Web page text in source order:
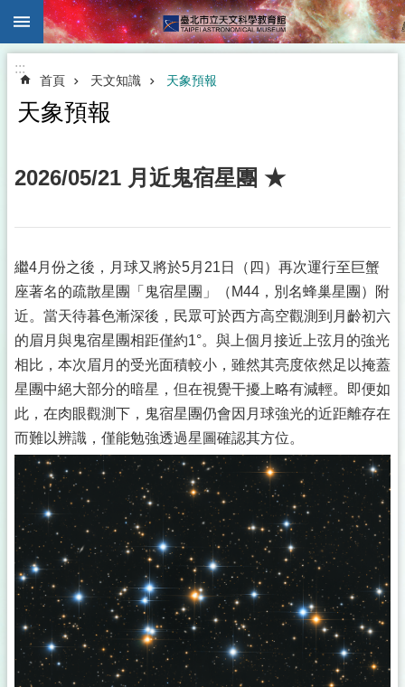
跳到主要內容區塊
:::
首頁 天文知識 天象預報
天象預報
2026/05/21 月近鬼宿星團 ★
繼4月份之後，月球又將於5月21日（四）再次運行至巨蟹
座著名的疏散星團「鬼宿星團」（M44，別名蜂巢星團）附
近。當天待暮色漸深後，民眾可於西方高空觀測到月齡初六
的眉月與鬼宿星團相距僅約1°。與上個月接近上弦月的強光
相比，本次眉月的受光面積較小，雖然其亮度依然足以掩蓋
星團中絕大部分的暗星，但在視覺干擾上略有減輕。即便如
此，在肉眼觀測下，鬼宿星團仍會因月球強光的近距離存在
而難以辨識，僅能勉強透過星圖確認其方位。